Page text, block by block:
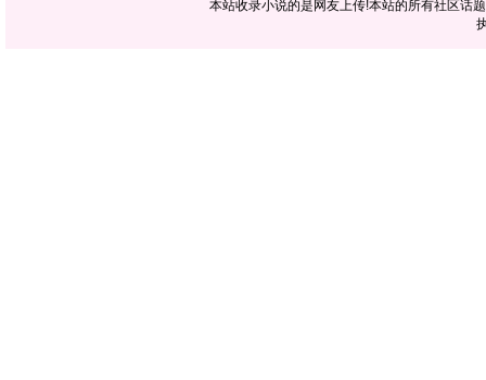
本站收录小说的是网友上传!本站的所有社区话